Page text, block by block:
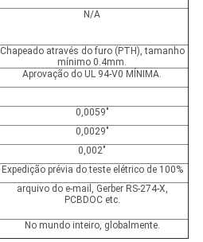
N/A
Chapeado através do furo (PTH), tamanho
mínimo 0.4mm.
Aprovação do UL 94-V0 MÍNIMA.
0,0059"
0,0029"
0,002"
Expedição prévia do teste elétrico de 100%
arquivo do e-mail, Gerber RS-274-X,
PCBDOC etc.
No mundo inteiro, globalmente.